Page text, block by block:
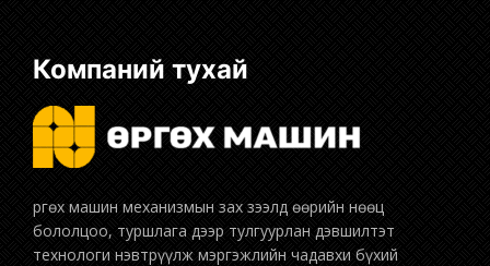
Компаний тухай
бололцоо, туршлага дээр тулгуурлан дэвшилтэт
технологи нэвтрүүлж мэргэжлийн чадавхи бүхий